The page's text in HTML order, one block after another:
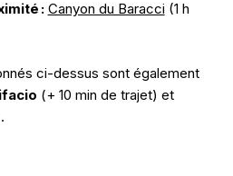
: Canyon du Baracci (1 h
ci-dessus sont également
(+ 10 min de trajet) et